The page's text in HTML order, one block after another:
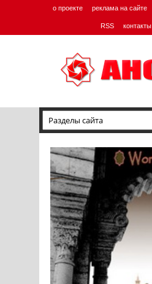
о проекте реклама на сайте
RSS контакты